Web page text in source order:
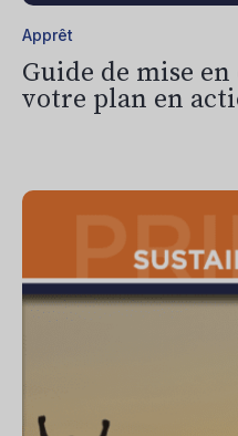
Apprêt
Guide de mise
votre plan en